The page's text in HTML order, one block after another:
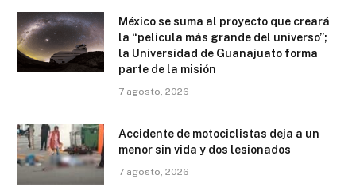
México se suma al proyecto que creará
la “película más grande del universo”;
la Universidad de Guanajuato forma
parte de la misión
7 agosto, 2026
Accidente de motociclistas deja a un
menor sin vida y dos lesionados
7 agosto, 2026